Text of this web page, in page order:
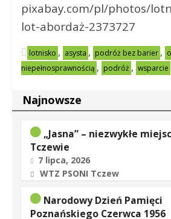
pixabay.com/pl/photos/
lot-abordaż-2373727
lotnisko , asysta , podróż bez barier ,
niepełnosprawnością , podróż , wsparcie
Najnowsze
„Jasna” – niezwykłe
Tczewie
7 lipca, 2026
WTZ PSONI Tczew
Narodowy Dzień Pamięci
Poznańskiego Czerwca 1956